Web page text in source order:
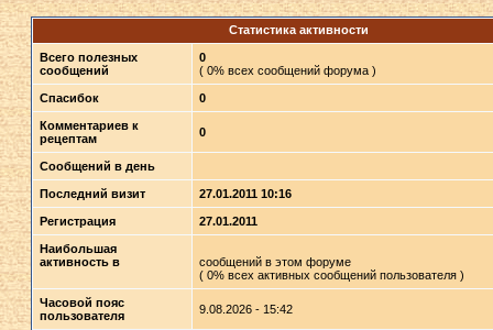
Статистика активности
Всего полезных
сообщений
0
( 0% всех сообщений форума )
Спасибок 0
Комментариев к
рецептам
0
Сообщений в день
Последний визит 27.01.2011 10:16
Регистрация 27.01.2011
Наибольшая
активность в
сообщений в этом форуме
( 0% всех активных сообщений пользователя )
Часовой пояс
пользователя
9.08.2026 - 15:42